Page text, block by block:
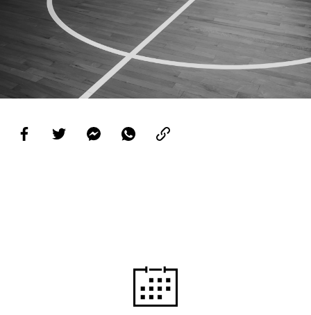
PROJETOS
LIGA BETCLIC MASCULINA
LIGA BETCLIC FEMININA